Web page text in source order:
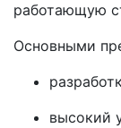
работающую
Основными
высокий